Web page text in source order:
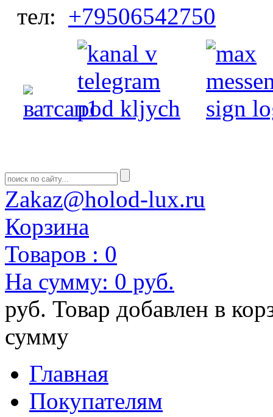
тел: +79506542750
Zakaz@holod-lux.ru
Корзина
Товаров : 0
На сумму: 0 руб.
руб. Товар добавлен в
сумму
Главная
Покупателям